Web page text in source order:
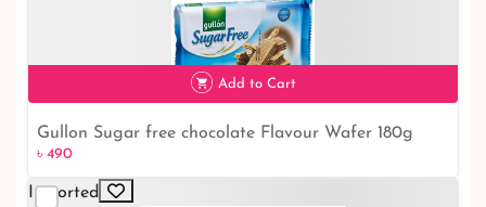
৳ 490
Add to Cart
Gullon Sugar free chocolate Flavour Wafer 180g
৳ 490
Imported